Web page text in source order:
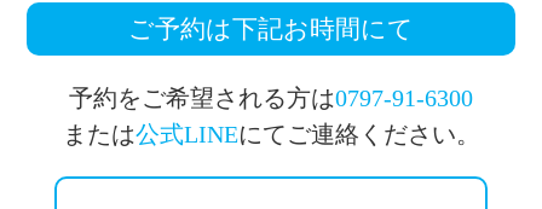
ご予約は下記お時間にて
予約をご希望される方は0797-91-6300
または公式LINEにてご連絡ください。